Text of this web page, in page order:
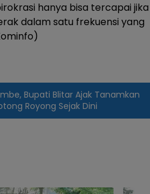
hanya bisa tercapai jika
dalam satu frekuensi yang
Bupati Blitar Ajak Tanamkan
Royong Sejak Dini